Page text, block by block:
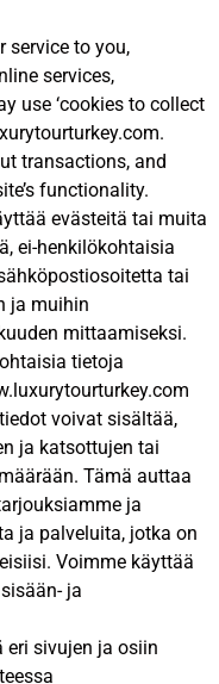
service to you,
services,
use ‘cookies to collect
transactions, and
functionality.
evästeitä tai muita
ei-henkilökohtaisia
tai
ja muihin
mittaamiseksi.
tietoja
voivat sisältää,
ja katsottujen tai
Tämä auttaa
ja
ja palveluita, jotka on
Voimme käyttää
ja
eri sivujen ja osiin